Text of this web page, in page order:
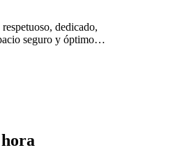
dedicado,
seguro y óptimo
su proceso